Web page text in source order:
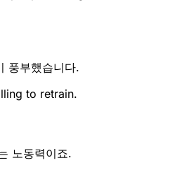
풍부했습니다.
to retrain.
노동력이죠.